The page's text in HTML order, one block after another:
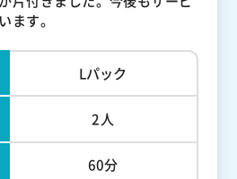
ます。
Lパック
2人
60分